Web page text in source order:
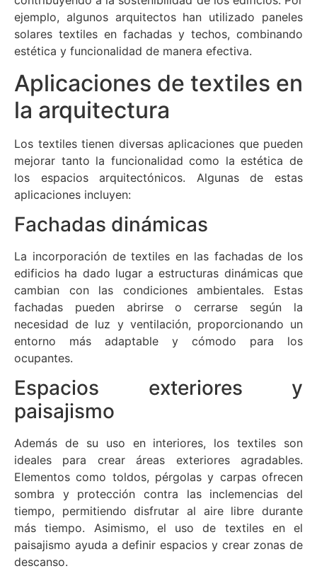
ejemplo, algunos arquitectos han utilizado paneles
solares textiles en fachadas y techos, combinando
estética y funcionalidad de manera efectiva.
Aplicaciones de textiles en
la arquitectura
Los textiles tienen diversas aplicaciones que pueden
mejorar tanto la funcionalidad como la estética de
los espacios arquitectónicos. Algunas de estas
aplicaciones incluyen:
Fachadas dinámicas
La incorporación de textiles en las fachadas de los
edificios ha dado lugar a estructuras dinámicas que
cambian con las condiciones ambientales. Estas
fachadas pueden abrirse o cerrarse según la
necesidad de luz y ventilación, proporcionando un
entorno más adaptable y cómodo para los
ocupantes.
Espacios exteriores y
paisajismo
Además de su uso en interiores, los textiles son
ideales para crear áreas exteriores agradables.
Elementos como toldos, pérgolas y carpas ofrecen
sombra y protección contra las inclemencias del
tiempo, permitiendo disfrutar al aire libre durante
más tiempo. Asimismo, el uso de textiles en el
paisajismo ayuda a definir espacios y crear zonas de
descanso.